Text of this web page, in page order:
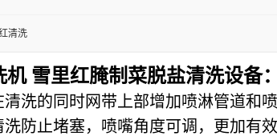
清洗
雪里红腌制菜脱盐清洗设备：
洗的同时网带上部增加喷淋管道和
防止堵塞，喷嘴角度可调，更加有效